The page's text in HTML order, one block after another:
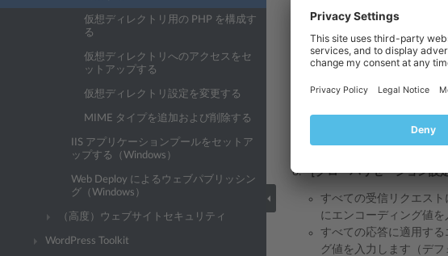
仮想ディレクトリ用の PHP を構成す
る
仮想ディレクトリへのアクセスをセ
ットアップする
仮想ディレクトリ設定を変更する
MIME タイプを追加および削除する
IIS アプリケーションプールをセットア
ップする（Windows）
Web Deploy によるウェブパブリッシン
グ（Windows）
（高度）ウェブサイトセキュリティ
WordPress Toolkit
す。
デバッグバイナリのコ
場合、ソースコードの一
アプリケーショ
デバッグ機能は、ア
前に無効にすることを
［グローバリゼーション設
すべての受信リクエスト
にエンコーディング値
すべての応答に適用する
グ値を入力します（デ